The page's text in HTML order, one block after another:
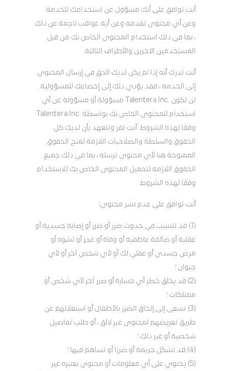
أنت توافق على أنك مسؤول عن استخدامك للخدمة
وعن أي محتوى تقدمه وعن أية عواقب ناجمة عن ذلك
، بما في ذلك استخدام المحتوى الخاص بك من قبل
المستخدمين الآخرين والأطراف الثالثة.
أنت تدرك أنه إذا لم يكن لديك الحق في إرسال المحتوى
إلى الخدمة ، فقد يؤدي ذلك إلى إخضاعك للمسؤولية.
لن تكون .Talentera Inc مسؤولة أو مسؤولة عن أي
استخدام للمحتوى الخاص بك بواسطة .Talentera Inc
وفقًا لهذه الشروط. أنت تقر وتتعهد بأن لديك كل
الحقوق والسلطة والصلاحيات اللازمة لمنح الحقوق
الممنوحة هنا لأي محتوى ترسله ، بما في ذلك جميع
الحقوق اللازمة لتحميل المحتوى الخاص بك للاستخدام
وفقًا لهذه الشروط.
أنت توافق على عدم نشر محتوى:
(1) قد تتسبب في حدوث ضرر أو ضرر أو إصابة جسدية أو
عقلية أو ضائقة عاطفية أو وفاة أو عجز أو تشوه أو
مرض جسدي أو عقلي لك أو لأي شخص آخر أو لأي
حيوان ؛
(2) قد يخلق خطر أي خسارة أو ضرر آخر لأي شخص أو
ممتلكات ؛
(3) تسعى إلى إلحاق الضرر بالأطفال أو استغلالهم عن
طريق تعريضهم لمحتوى غير لائق ، أو طلب تفاصيل
شخصية أو غير ذلك ؛
(4) قد تشكل جريمة أو ضررًا أو تساهم فيها ؛
(5) يحتوي على أي معلومات أو محتوى نعتبره غير